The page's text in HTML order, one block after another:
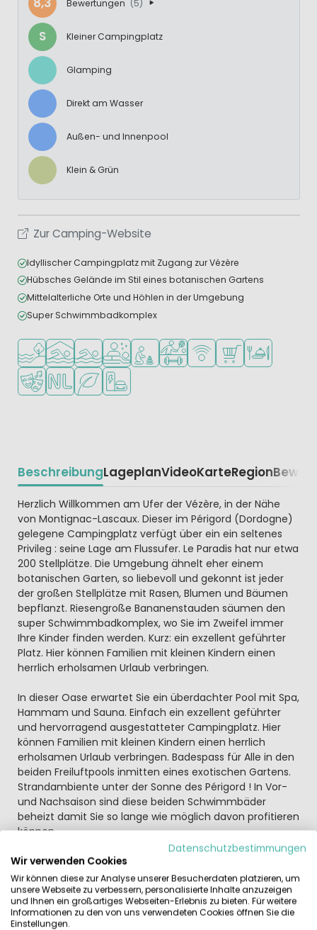
Bewertungen (5)
S Kleiner Campingplatz
Glamping
Direkt am Wasser
Außen- und Innenpool
Klein & Grün
Zur Camping-Website
Idyllischer Campingplatz mit Zugang zur Vézère
Hübsches Gelände im Stil eines botanischen Gartens
Mittelalterliche Orte und Höhlen in der Umgebung
Super Schwimmbadkomplex
Am Wasser
HallenbadFreibadWellness-Einrichtungen
Empfohlen für kleine Kinder
Viele Sportmöglichkeiten
WLAN verfügbar
Supermarkt/Laden
Restaurant
Animationsteam
Niederländische Leitung
Grüne LageLadestation für E-Autos
BeschreibungLageplanVideoKarteRegion
Beschrijving
Herzlich Willkommen am Ufer der Vézère, in der Nähe
von Montignac-Lascaux. Dieser im Périgord (Dordogne)
gelegene Campingplatz verfügt über ein ein seltenes
Privileg : seine Lage am Flussufer. Le Paradis hat nur etwa
200 Stellplätze. Die Umgebung ähnelt eher einem
botanischen Garten, so liebevoll und gekonnt ist jeder
der großen Stellplätze mit Rasen, Blumen und Bäumen
bepflanzt. Riesengroße Bananenstauden säumen den
super Schwimmbadkomplex, wo Sie im Zweifel immer
Ihre Kinder finden werden. Kurz: ein exzellent geführter
Platz. Hier können Familien mit kleinen Kindern einen
herrlich erholsamen Urlaub verbringen.
In dieser Oase erwartet Sie ein überdachter Pool mit Spa,
Hammam und Sauna. Einfach ein exzellent geführter
und hervorragend ausgestatteter Campingplatz. Hier
können Familien mit kleinen Kindern einen herrlich
erholsamen Urlaub verbringen. Badespass für Alle in den
beiden Freiluftpools inmitten eines exotischen Gartens.
Strandambiente unter der Sonne des Périgord ! In Vor-
und Nachsaison sind diese beiden Schwimmbäder
beheizt damit Sie so lange wie möglich davon profitieren
können.
Direkt an Camping Le Paradis fließt die verträumte
Vézère vorbei, regelmäßig finden organisierte
Kanufahrten statt. Die Umgebung steckt voller
Schönheiten: sonnenverwöhnte Natur, prähistorische
Höhlen, bildhübsche Dörfer und viele, viele gute
Datenschutzbestimmungen
Wir verwenden Cookies
Wir können diese zur Analyse unserer Besucherdaten platzieren, um
unsere Webseite zu verbessern, personalisierte Inhalte anzuzeigen
und Ihnen ein großartiges Webseiten-Erlebnis zu bieten. Für weitere
Informationen zu den von uns verwendeten Cookies öffnen Sie die
Einstellungen.